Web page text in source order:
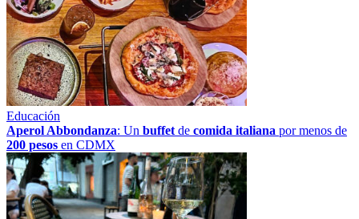
Educación
Aperol Abbondanza: Un buffet de comida italiana por menos de
200 pesos en CDMX